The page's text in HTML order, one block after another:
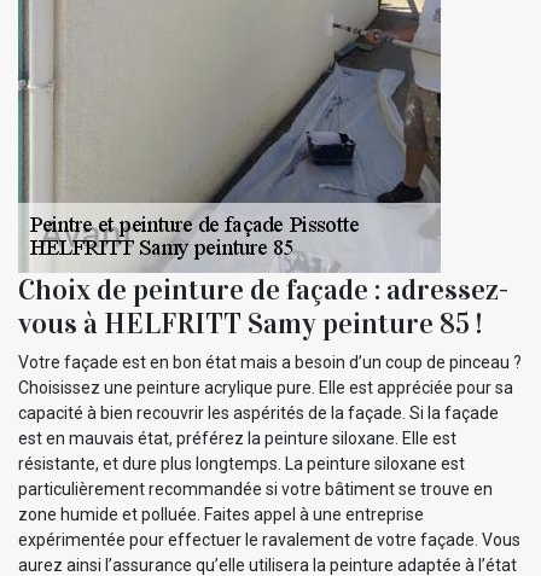
Choix de peinture de façade : adressez-
vous à HELFRITT Samy peinture 85 !
Votre façade est en bon état mais a besoin d’un coup de pinceau ?
Choisissez une peinture acrylique pure. Elle est appréciée pour sa
capacité à bien recouvrir les aspérités de la façade. Si la façade
est en mauvais état, préférez la peinture siloxane. Elle est
résistante, et dure plus longtemps. La peinture siloxane est
particulièrement recommandée si votre bâtiment se trouve en
zone humide et polluée. Faites appel à une entreprise
expérimentée pour effectuer le ravalement de votre façade. Vous
aurez ainsi l’assurance qu’elle utilisera la peinture adaptée à l’état